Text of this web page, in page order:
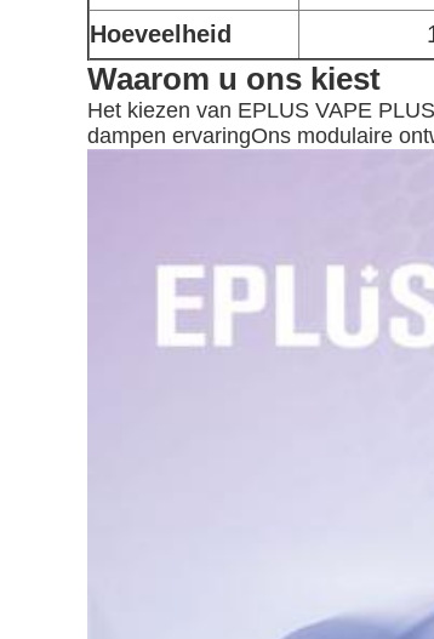
Hoeveelheid
Waarom u ons kiest
Het kiezen van EPLUS VAPE
dampen ervaringOns modulaire